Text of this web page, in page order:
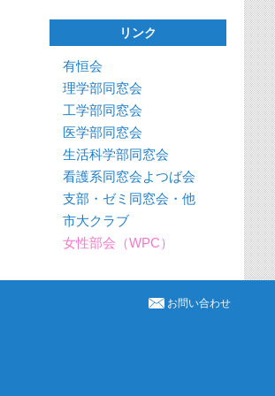
リンク
有恒会
理学部同窓会
工学部同窓会
医学部同窓会
生活科学部同窓会
看護系同窓会よつば会
支部・ゼミ同窓会・他
市大クラブ
女性部会（WPC）
お問い合わせ